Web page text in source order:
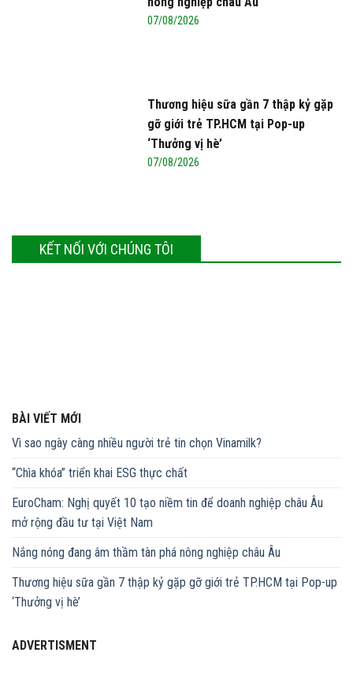
07/08/2026
Thương hiệu sữa gần 7 thập kỷ gặp
gỡ giới trẻ TP.HCM tại Pop-up
‘Thưởng vị hè’
07/08/2026
KẾT NỐI VỚI CHÚNG TÔI
BÀI VIẾT MỚI
Vì sao ngày càng nhiều người trẻ tin chọn Vinamilk?
“Chìa khóa” triển khai ESG thực chất
EuroCham: Nghị quyết 10 tạo niềm tin để doanh nghiệp châu Âu
mở rộng đầu tư tại Việt Nam
Nắng nóng đang âm thầm tàn phá nông nghiệp châu Âu
Thương hiệu sữa gần 7 thập kỷ gặp gỡ giới trẻ TP.HCM tại Pop-up
‘Thưởng vị hè’
ADVERTISMENT